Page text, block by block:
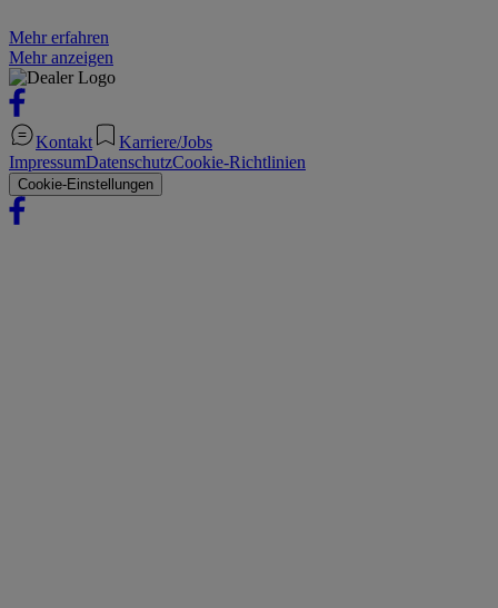
Mehr erfahren
Mehr anzeigen
Kontakt
Karriere/Jobs
ImpressumDatenschutzCookie-Richtlinien
Cookie-Einstellungen